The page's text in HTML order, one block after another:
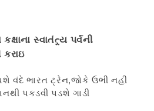
સ્વાતંત્ર્ય પર્વની